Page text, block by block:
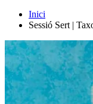
Inici
Sessió Sert |